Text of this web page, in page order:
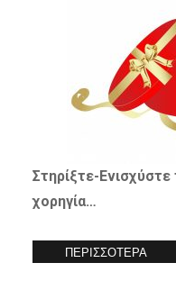
Στηρίξτε-Ενισχύστε
χορηγία…
ΠΕΡΙΣΣΟΤΕΡΑ